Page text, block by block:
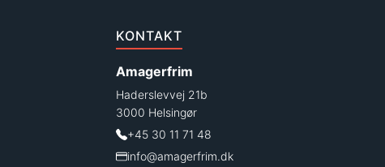
KONTAKT
Amagerfrim
Haderslevvej 21b
3000 Helsingør
+45 30 11 71 48
info@amagerfrim.dk